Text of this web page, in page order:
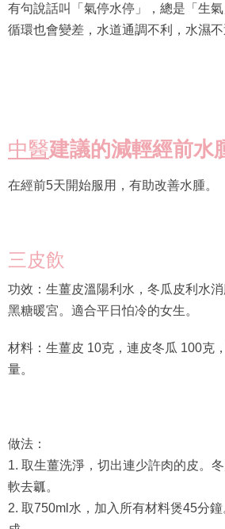
有句說話叫「氣停水停」，總是「生
循環也會變差，水道通調不利，水濕不
中醫建議的減輕經前水
在經前5天開始服用，有助改善水腫。
三皮飲
功效：生薑皮溫陽利水，冬瓜皮利水消
黑糖暖宮。適合平日怕冷的女生。
材料：生薑皮 10克，連皮冬瓜 100克
量。
做法：
1. 取生薑洗淨，切出連少許肉的皮。
軟去瓤。
2. 取750ml水，加入所有材料煲45分